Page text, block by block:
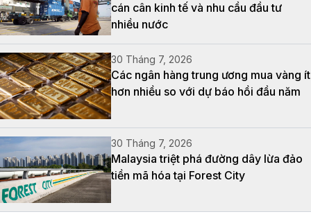
cán cân kinh tế và nhu cầu đầu tư
nhiều nước
30 Tháng 7, 2026
Các ngân hàng trung ương mua vàng ít
hơn nhiều so với dự báo hồi đầu năm
30 Tháng 7, 2026
Malaysia triệt phá đường dây lừa đảo
tiền mã hóa tại Forest City